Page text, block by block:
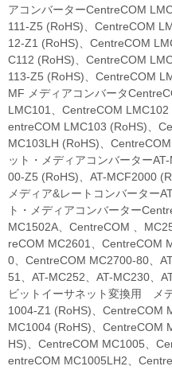
アコンバーターCentreCOM
111-Z5 (RoHS)、CentreCOM
12-Z1 (RoHS)、CentreCOM
C112 (RoHS)、CentreCOM
113-Z5 (RoHS)、CentreCOM
MF メディアコンバータ
LMC101、CentreCOM
entreCOM LMC103 (RoHS)、
MC103LH (RoHS)、
ット・メディアコンバーター
00-Z5 (RoHS)、AT-MCF2000
メディア&レートコンバーター
ト・メディアコンバーター
MC1502A、CentreCOM 、
reCOM MC2601、CentreCOM
0、CentreCOM MC2700-80、
51、AT-MC252、AT-MC230、
ビットイーサネット変換用 メ
1004-Z1 (RoHS)、CentreCOM
MC1004 (RoHS)、CentreCOM
HS)、CentreCOM MC1005、
entreCOM MC1005LH2、